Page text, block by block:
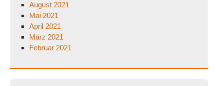
August 2021
Mai 2021
April 2021
März 2021
Februar 2021